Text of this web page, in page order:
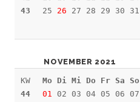
43
25 26 27 28 29 30 31
NOVEMBER 2021
KW
44
Mo Di Mi Do Fr Sa So
01
02 03 04 05 06 07